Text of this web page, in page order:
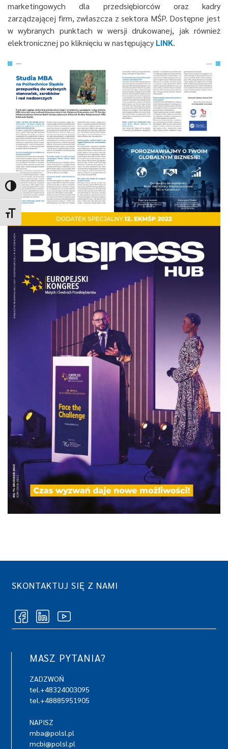
Toggle High Contrast
Toggle Font size
marketingowych dla przedsiębiorców oraz kadry
zarządzającej firm, zwłaszcza z sektora MŚP. Dostępne jest
w wybranych punktach w wersji drukowanej, jak również
elektronicznej po kliknięciu w następujący LINK.
SKONTAKTUJ SIĘ Z NAMI
MASZ PYTANIA?
ZADZWOŃ
tel.+48324003095
tel.+48885951905
NAPISZ
mba@polsl.pl
mcbi@polsl.pl